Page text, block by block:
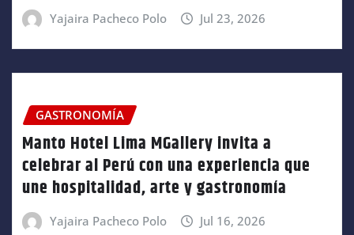
Yajaira Pacheco Polo Jul 23, 2026
GASTRONOMÍA
Manto Hotel Lima MGallery invita a
celebrar al Perú con una experiencia que
une hospitalidad, arte y gastronomía
Yajaira Pacheco Polo Jul 16, 2026